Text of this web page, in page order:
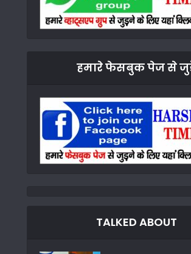
हमारे फेसबुक पेज से
TALKED ABOUT